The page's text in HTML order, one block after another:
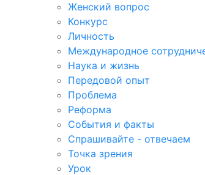
Женский вопрос
Конкурс
Личность
Международное
Наука и жизнь
Передовой опыт
Проблема
Реформа
События и факты
Спрашивайте - отвечаем
Точка зрения
Урок